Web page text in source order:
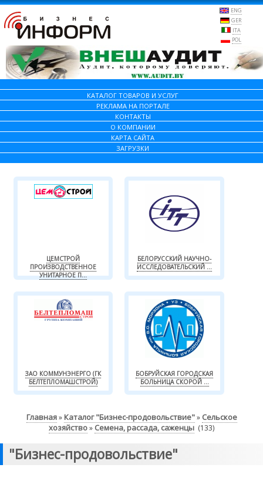
ENG
GER
ITA
POL
КАТАЛОГ ТОВАРОВ И УСЛУГ
РЕКЛАМА НА ПОРТАЛЕ
КОНТАКТЫ
О КОМПАНИИ
КАРТА САЙТА
ЗАГРУЗКИ
ЦЕМСТРОЙ
ПРОИЗВОДСТВЕННОЕ
УНИТАРНОЕ П...
БЕЛОРУССКИЙ НАУЧНО-
ИССЛЕДОВАТЕЛЬСКИЙ ...
ЗАО КОММУНЭНЕРГО (ГК
БЕЛТЕПЛОМАШСТРОЙ)
БОБРУЙСКАЯ ГОРОДСКАЯ
БОЛЬНИЦА СКОРОЙ ...
Главная» Каталог "Бизнес-продовольствие"» Сельское
хозяйство» Семена, рассада, саженцы(133)
"Бизнес-продовольствие"